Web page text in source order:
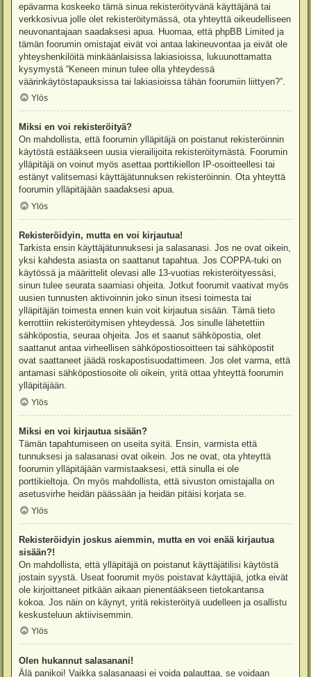
epävarma koskeeko tämä sinua rekisteröityvänä käyttäjänä tai
verkkosivua jolle olet rekisteröitymässä, ota yhteyttä oikeudelliseen
neuvonantajaan saadaksesi apua. Huomaa, että phpBB Limited ja
tämän foorumin omistajat eivät voi antaa lakineuvontaa ja eivät ole
yhteyshenkilöitä minkäänlaisissa lakiasioissa, lukuunottamatta
kysymystä “Keneen minun tulee olla yhteydessä
väärinkäytöstapauksissa tai lakiasioissa tähän foorumiin liittyen?”.
Ylös
Miksi en voi rekisteröityä?
On mahdollista, että foorumin ylläpitäjä on poistanut rekisteröinnin
käytöstä estääkseen uusia vierailijoita rekisteröitymästä. Foorumin
ylläpitäjä on voinut myös asettaa porttikiellon IP-osoitteellesi tai
estänyt valitsemasi käyttäjätunnuksen rekisteröinnin. Ota yhteyttä
foorumin ylläpitäjään saadaksesi apua.
Ylös
Rekisteröidyin, mutta en voi kirjautua!
Tarkista ensin käyttäjätunnuksesi ja salasanasi. Jos ne ovat oikein,
yksi kahdesta asiasta on saattanut tapahtua. Jos COPPA-tuki on
käytössä ja määrittelit olevasi alle 13-vuotias rekisteröityessäsi,
sinun tulee seurata saamiasi ohjeita. Jotkut foorumit vaativat myös
uusien tunnusten aktivoinnin joko sinun itsesi toimesta tai
ylläpitäjän toimesta ennen kuin voit kirjautua sisään. Tämä tieto
kerrottiin rekisteröitymisen yhteydessä. Jos sinulle lähetettiin
sähköpostia, seuraa ohjeita. Jos et saanut sähköpostia, olet
saattanut antaa virheellisen sähköpostiosoitteen tai sähköpostit
ovat saattaneet jäädä roskapostisuodattimeen. Jos olet varma, että
antamasi sähköpostiosoite oli oikein, yritä ottaa yhteyttä foorumin
ylläpitäjään.
Ylös
Miksi en voi kirjautua sisään?
Tämän tapahtumiseen on useita syitä. Ensin, varmista että
tunnuksesi ja salasanasi ovat oikein. Jos ne ovat, ota yhteyttä
foorumin ylläpitäjään varmistaaksesi, että sinulla ei ole
porttikieltoja. On myös mahdollista, että sivuston omistajalla on
asetusvirhe heidän päässään ja heidän pitäisi korjata se.
Ylös
Rekisteröidyin joskus aiemmin, mutta en voi enää kirjautua
sisään?!
On mahdollista, että ylläpitäjä on poistanut käyttäjätilisi käytöstä
jostain syystä. Useat foorumit myös poistavat käyttäjiä, jotka eivät
ole kirjoittaneet pitkään aikaan pienentääkseen tietokantansa
kokoa. Jos näin on käynyt, yritä rekisteröityä uudelleen ja osallistu
keskusteluun aktiivisemmin.
Ylös
Olen hukannut salasanani!
Älä panikoi! Vaikka salasanaasi ei voida palauttaa, se voidaan